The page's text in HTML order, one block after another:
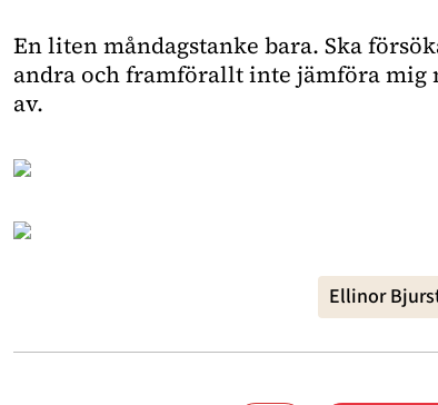
En liten måndagstanke bara. Ska
andra och framförallt inte jämföra mig
av.
Ellinor